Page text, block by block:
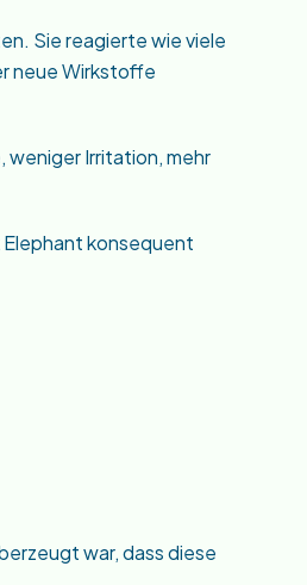
Sie reagierte wie viele
neue Wirkstoffe
weniger Irritation, mehr
konsequent
war, dass diese